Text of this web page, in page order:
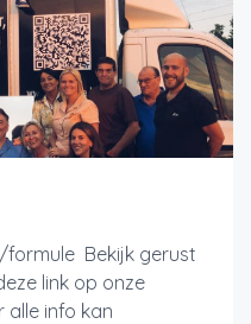
Bekijk gerust
link op onze
alle info kan